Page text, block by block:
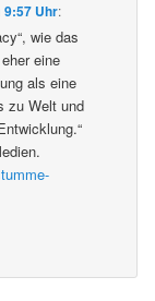
9:57 Uhr:
wie das
eine
als eine
zu Welt und